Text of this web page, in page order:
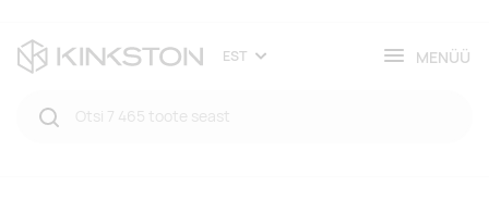
EST MENÜÜ